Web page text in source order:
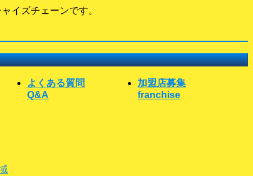
イズチェーンです。
よくある質問
Q&A
加盟店募集
franchise